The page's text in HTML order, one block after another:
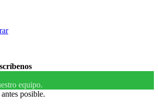
equipo.
posible.